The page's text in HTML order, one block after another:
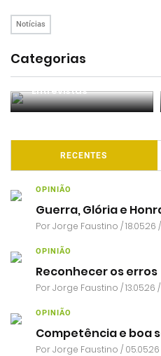
Notícias
Categorias
Entrevistas
RECENTES
OPINIÃO
Guerra, Glória e
PorJorge Faustino / 18.05.26 /
OPINIÃO
Reconhecer os erros
PorJorge Faustino / 13.05.26 /
OPINIÃO
Competência e boa
PorJorge Faustino /